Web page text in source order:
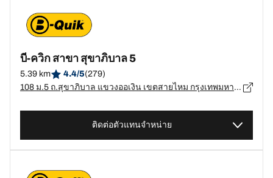
บี-ควิก สาขา สุขาภิบาล 5
5.39 km 4.4/5(279)
108 ม.5 ถ.สุขาภิบาล แขวงออเงิน เขตสายไหม กรุงเทพมหานคร, กรุงเทพมหานคร - 10220
ติดต่อตัวแทนจำหน่าย